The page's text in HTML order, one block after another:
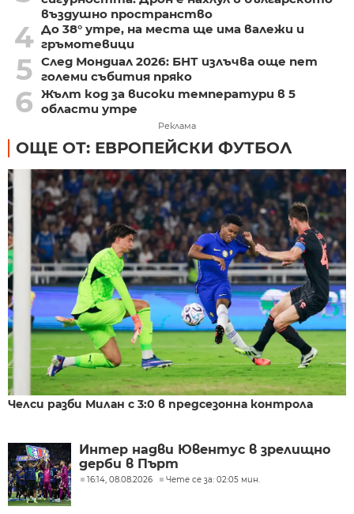
въздушно пространство
4 До 38° утре, на места ще има валежи и
гръмотевици
5 След Мондиал 2026: БНТ излъчва още пет
големи събития пряко
6 Жълт код за високи температури в 5
области утре
Реклама
ОЩЕ ОТ: ЕВРОПЕЙСКИ ФУТБОЛ
Челси разби Милан с 3:0 в предсезонна контрола
Интер надви Ювентус в зрелищно
дерби в Пърт
16:14, 08.08.2026 Чете се за: 02:05 мин.